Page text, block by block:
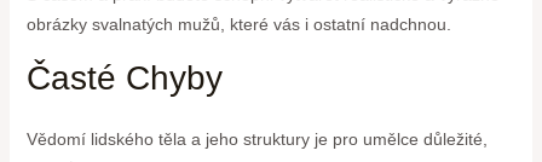
obrázky svalnatých mužů, které vás i ostatní nadchnou.
Časté Chyby
Vědomí lidského těla a jeho struktury je pro umělce důležité,